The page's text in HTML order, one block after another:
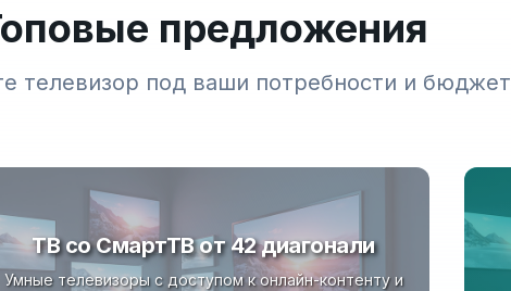
предложения
телевизор под ваши потребности и бюджет
ТВ со СмартТВ от 42 диагонали
Умные телевизоры с доступом к онлайн-контенту и